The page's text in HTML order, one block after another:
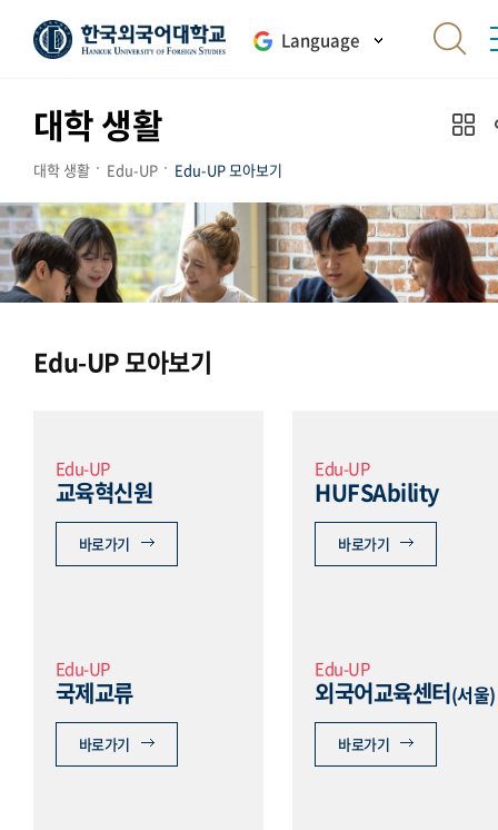
Language
대학 생활
대학 생활 Edu-UP Edu-UP 모아보기
Edu-UP 모아보기
Edu-UP
교육혁신원
바로가기
Edu-UP
HUFSAbility
바로가기
Edu-UP
국제교류
바로가기
Edu-UP
외국어교육센터(서울)
바로가기